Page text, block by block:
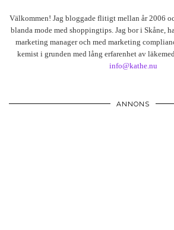
Välkommen! Jag bloggade flitigt mellan år 2006
blanda mode med shoppingtips. Jag bor i Skåne,
marketing manager och med marketing
kemist i grunden med lång erfarenhet av
info@kathe.nu
ANNONS